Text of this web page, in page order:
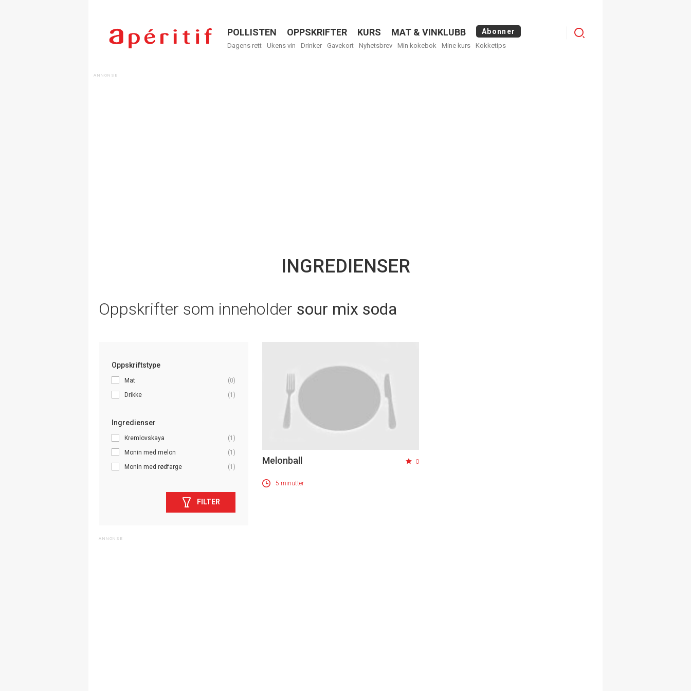
Menu
POLLISTEN OPPSKRIFTER KURS MAT & VINKLUBB Abonner
Dagens rett Ukens vin Drinker Gavekort Nyhetsbrev Min kokebok Mine kurs Kokketips
Logg
INGREDIENSER
Oppskrifter som inneholder sour mix soda
Oppskriftstype
Mat
(0)
Drikke
(1)
Ingredienser
Kremlovskaya
(1)
Monin med melon
(1)
Monin med rødfarge
(1)
FILTER
Melonball 0
5 minutter